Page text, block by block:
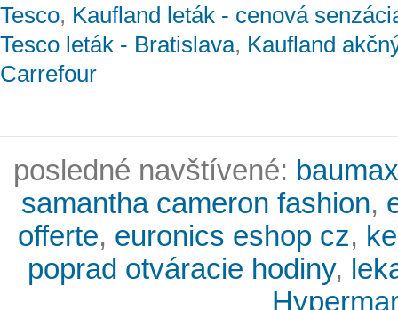
Tesco, Kaufland leták - cenová
Tesco leták - Bratislava, Kaufland
Carrefour
posledné navštívené:
samantha cameron fashion,
offerte, euronics eshop cz,
poprad otváracie hodiny,